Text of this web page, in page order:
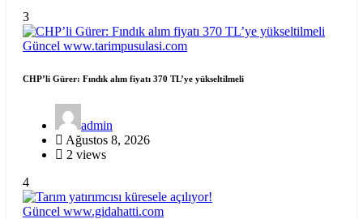
3
Güncel www.tarimpusulasi.com
CHP’li Gürer: Fındık alım fiyatı 370 TL’ye yükseltilmeli
admin
Ağustos 8, 2026
2 views
4
Güncel www.gidahatti.com